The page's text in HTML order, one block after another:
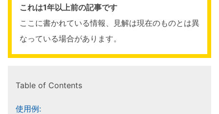
これは1年以上前の記事です
ここに書かれている情報、見解は現在のものとは異
なっている場合があります。
Table of Contents
使用例: